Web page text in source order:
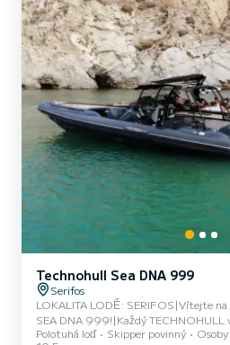
Technohull Sea DNA 999
Serifos
LOKALITA LODĚ: SERIFOS|Vítejte na
SEA DNA 999!|Každý TECHNOHULL
pro vysoký výkon, pro vzrušení ze
Polotuhá loď Skipper povinný